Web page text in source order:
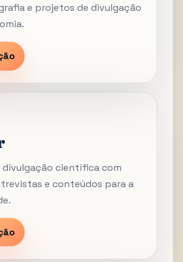
e projetos de divulgação
divulgação científica com
e conteúdos para a